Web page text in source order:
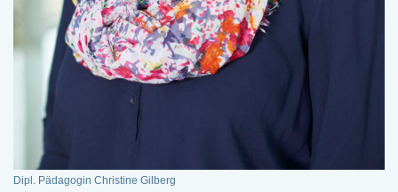
Dipl. Pädagogin Christine Gilberg